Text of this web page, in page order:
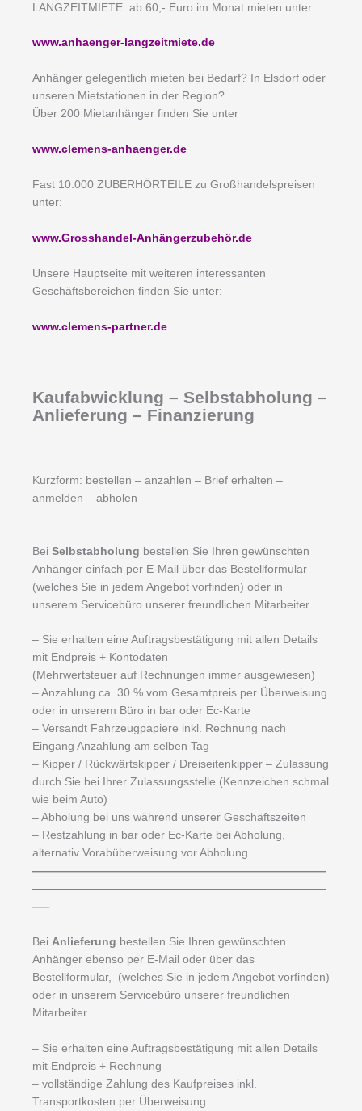
LANGZEITMIETE: ab 60,- Euro im Monat mieten unter:
www.anhaenger-langzeitmiete.de
Anhänger gelegentlich mieten bei Bedarf? In Elsdorf oder
unseren Mietstationen in der Region?
Über 200 Mietanhänger finden Sie unter
www.clemens-anhaenger.de
Fast 10.000 ZUBERHÖRTEILE zu Großhandelspreisen
unter:
www.Grosshandel-Anhängerzubehör.de
Unsere Hauptseite mit weiteren interessanten
Geschäftsbereichen finden Sie unter:
www.clemens-partner.de
Kaufabwicklung – Selbstabholung –
Anlieferung – Finanzierung
Kurzform: bestellen – anzahlen – Brief erhalten –
anmelden – abholen
Bei Selbstabholung bestellen Sie Ihren gewünschten
Anhänger einfach per E-Mail über das Bestellformular
(welches Sie in jedem Angebot vorfinden) oder in
unserem Servicebüro unserer freundlichen Mitarbeiter.
– Sie erhalten eine Auftragsbestätigung mit allen Details
mit Endpreis + Kontodaten
(Mehrwertsteuer auf Rechnungen immer ausgewiesen)
– Anzahlung ca. 30 % vom Gesamtpreis per Überweisung
oder in unserem Büro in bar oder Ec-Karte
– Versandt Fahrzeugpapiere inkl. Rechnung nach
Eingang Anzahlung am selben Tag
– Kipper / Rückwärtskipper / Dreiseitenkipper – Zulassung
durch Sie bei Ihrer Zulassungsstelle (Kennzeichen schmal
wie beim Auto)
– Abholung bei uns während unserer Geschäftszeiten
– Restzahlung in bar oder Ec-Karte bei Abholung,
alternativ Vorabüberweisung vor Abholung
——————————————————————————
——————————————————————————
—–
Bei Anlieferung bestellen Sie Ihren gewünschten
Anhänger ebenso per E-Mail oder über das
Bestellformular, (welches Sie in jedem Angebot vorfinden)
oder in unserem Servicebüro unserer freundlichen
Mitarbeiter.
– Sie erhalten eine Auftragsbestätigung mit allen Details
mit Endpreis + Rechnung
– vollständige Zahlung des Kaufpreises inkl.
Transportkosten per Überweisung